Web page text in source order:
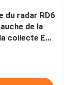
du radar RD6
de la
collecte EV